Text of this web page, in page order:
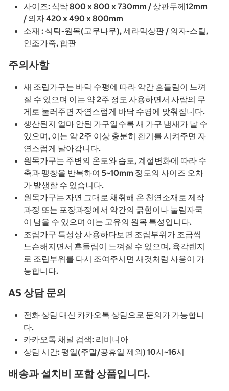
사이즈: 식탁 800 x 800 x 730mm / 상판두께12mm
/ 의자 420 x 490 x 800mm
소재 : 식탁-원목(고무나무), 세라믹상판 / 의자-스틸,
인조가죽, 합판
주의사항
새 조립가구는 바닥 수평에 따라 약간 흔들림이 느껴
질 수 있으며 이는 약 2주 정도 사용하면서 사람의 무
게로 눌러주면 자연스럽게 바닥 수평에 맞춰집니다.
생산된지 얼마 안된 가구일수록 새 가구 냄새가 날 수
있으며, 이는 약 2주 이상 충분히 환기를 시켜주면 자
연스럽게 날아갑니다.
원목가구는 주변의 온도와 습도, 계절변화에 따라 수
축과 팽창을 반복하여 5~10mm 정도의 사이즈 오차
가 발생할 수 있습니다.
원목가구는 자연 그대로 채취해 온 천연소재로 제작
과정 또는 포장과정에서 약간의 긁힘이나 눌림자국
이 남을 수 있으며 이는 고유의 원목 특성입니다.
조립가구 특성상 사용하다보면 조립부위가 조금씩
느슨해지면서 흔들림이 느껴질 수 있으며, 육각렌지
로 조립부위를 다시 조여주시면 새것처럼 사용이 가
능합니다.
AS 상담 문의
전화 상담 대신 카카오톡 상담으로 문의가 가능합니
다.
카카오톡 채널 검색: 리비니아
상담 시간: 평일(주말/공휴일 제외) 10시~16시
배송과 설치비 포함 상품입니다.